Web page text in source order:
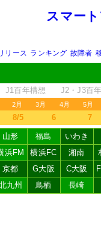
スマー
リース ランキング 故障者
J1百年構想 J2・J3百
2月 3月 4月 5月
8/5 6 7
山形 福島
いわき
浜FM 横浜FC 湘南
京都 G大阪 C大阪
九州 鳥栖 長崎